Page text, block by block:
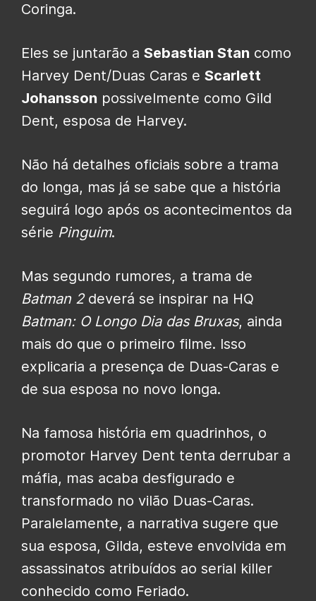
Coringa.
Eles se juntarão a Sebastian Stan como
Harvey Dent/Duas Caras e Scarlett
Johansson possivelmente como Gild
Dent, esposa de Harvey.
Não há detalhes oficiais sobre a trama
do longa, mas já se sabe que a história
seguirá logo após os acontecimentos da
série Pinguim.
Mas segundo rumores, a trama de
Batman 2deverá se inspirar na HQ
Batman: O Longo Dia das Bruxas, ainda
mais do que o primeiro filme. Isso
explicaria a presença de Duas-Caras e
de sua esposa no novo longa.
Na famosa história em quadrinhos, o
promotor Harvey Dent tenta derrubar a
máfia, mas acaba desfigurado e
transformado no vilão Duas-Caras.
Paralelamente, a narrativa sugere que
sua esposa, Gilda, esteve envolvida em
assassinatos atribuídos ao serial killer
conhecido como Feriado.